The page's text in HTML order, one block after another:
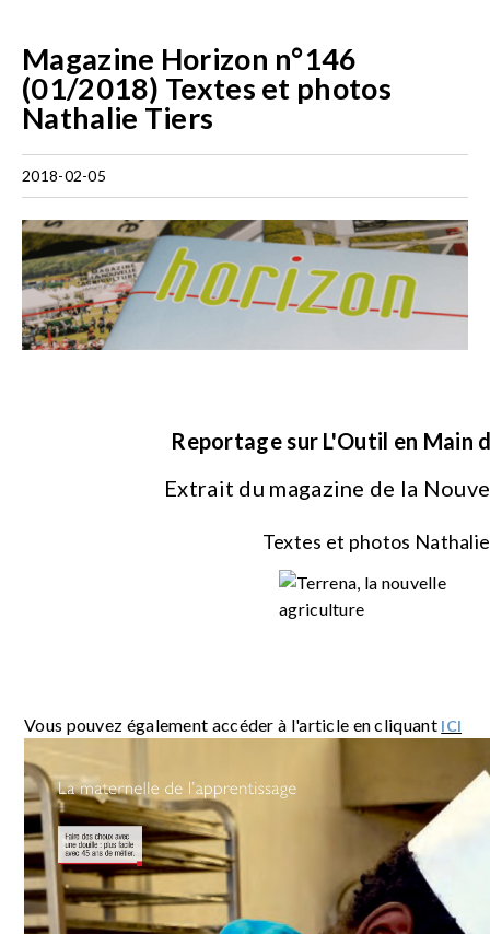
Magazine Horizon n°146
(01/2018) Textes et photos
Nathalie Tiers
2018-02-05
Reportage sur L'Outil en Main
Extrait du magazine de la
Textes et photos
Vous pouvez également accéder à l'article en cliquant ICI